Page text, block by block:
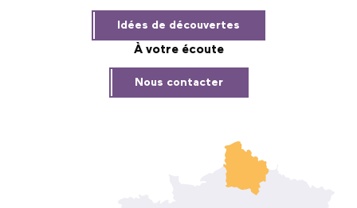
Idées de découvertes
À votre écoute
Nous contacter